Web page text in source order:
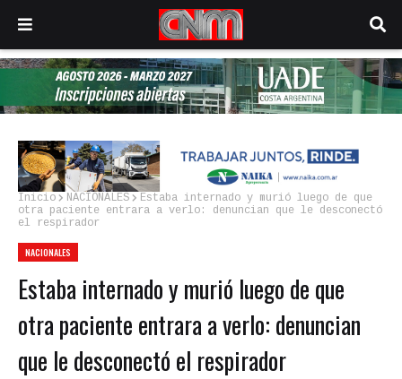
Inicio NACIONALES
Estaba internado y murió luego de que
otra paciente entrara a verlo: denuncian que le desconectó
el respirador
NACIONALES
Estaba internado y murió luego de que
otra paciente entrara a verlo: denuncian
que le desconectó el respirador